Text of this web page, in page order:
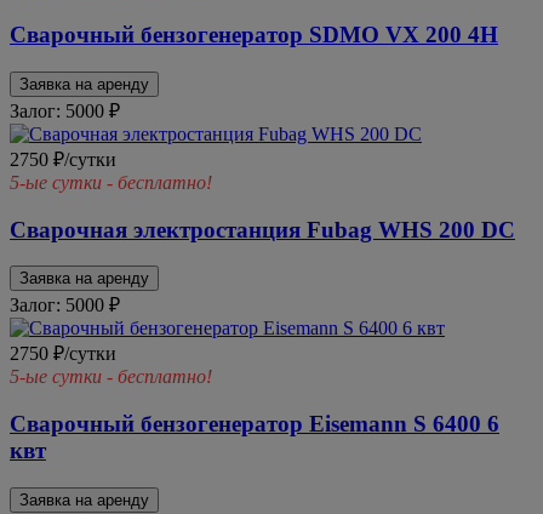
Сварочный бензогенератор SDMO VX 200 4H
Заявка на аренду
Залог: 5000 ₽
2750 ₽/сутки
5-ые сутки - бесплатно!
Сварочная электростанция Fubag WHS 200 DC
Заявка на аренду
Залог: 5000 ₽
2750 ₽/сутки
5-ые сутки - бесплатно!
Сварочный бензогенератор Eisemann S 6400 6
квт
Заявка на аренду